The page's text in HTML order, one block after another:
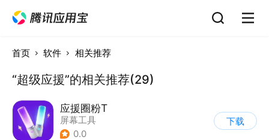
首页 软件 相关推荐
“超级应援”的相关推荐(29)
应援圈粉T
屏幕工具
0.0
下载